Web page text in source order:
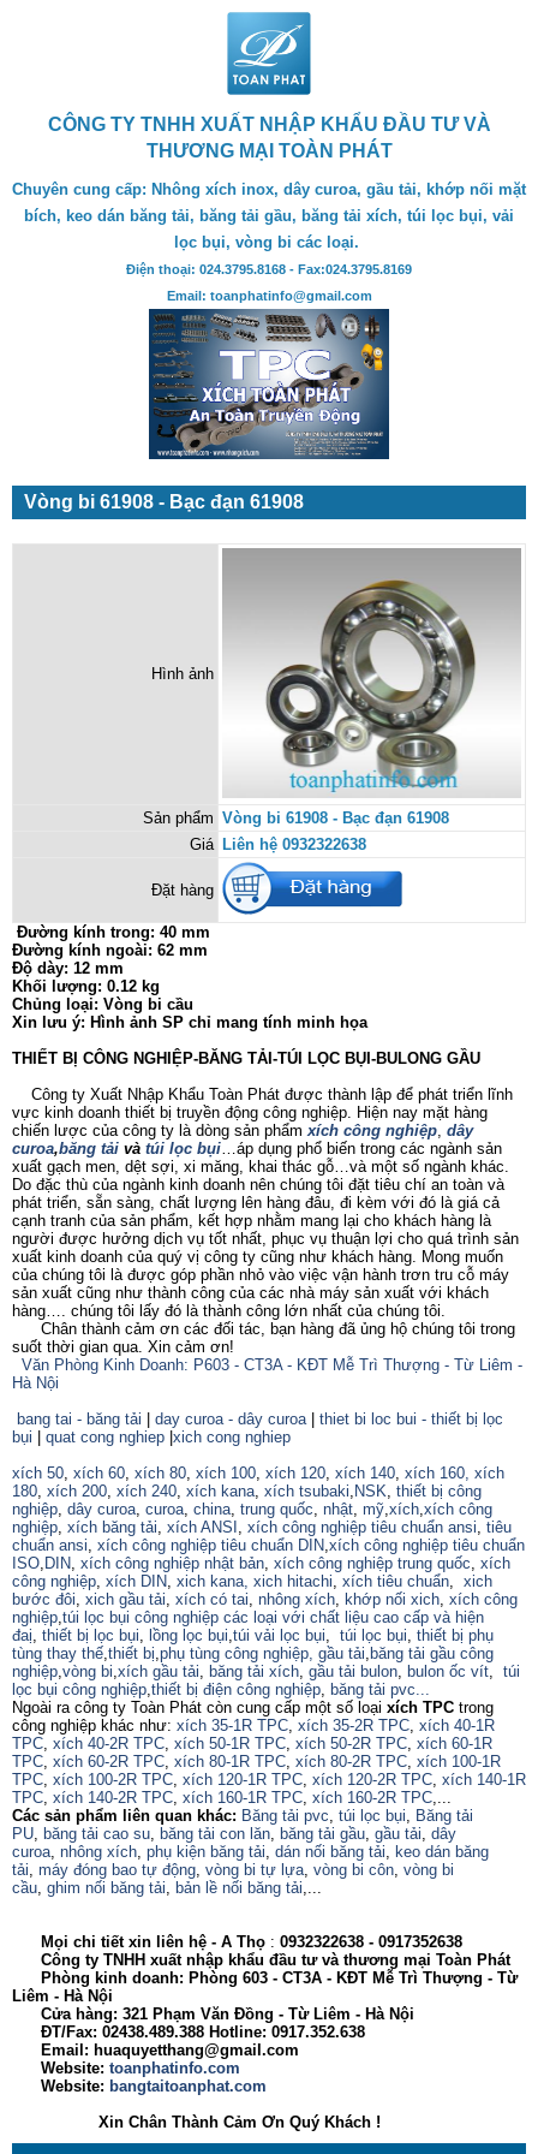
CÔNG TY TNHH XUẤT NHẬP KHẨU ĐẦU TƯ VÀ
THƯƠNG MẠI TOÀN PHÁT
Chuyên cung cấp: Nhông xích inox, dây curoa, gầu tải, khớp nối mặt
bích, keo dán băng tải, băng tải gầu, băng tải xích, túi lọc bụi, vải
lọc bụi, vòng bi các loại.
Điện thoại: 024.3795.8168 - Fax:024.3795.8169
Email: toanphatinfo@gmail.com
Vòng bi 61908 - Bạc đạn 61908
Hình ảnh
Sản phẩm Vòng bi 61908 - Bạc đạn 61908
Giá Liên hệ 0932322638
Đặt hàng
Đường kính trong: 40 mm
Đường kính ngoài: 62 mm
Độ dày: 12 mm
Khối lượng: 0.12 kg
Chủng loại: Vòng bi cầu
Xin lưu ý: Hình ảnh SP chỉ mang tính minh họa
THIẾT BỊ CÔNG NGHIỆP-BĂNG TẢI-TÚI LỌC BỤI-BULONG GẦU
Công ty Xuất Nhập Khẩu Toàn Phát được thành lập để phát triển lĩnh
vực kinh doanh thiết bị truyền động công nghiệp. Hiện nay mặt hàng
chiến lược của công ty là dòng sản phẩm xích công nghiệp, dây
curoa,băng tải và túi lọc bụi…áp dụng phổ biến trong các ngành sản
xuất gạch men, dệt sợi, xi măng, khai thác gỗ…và một số ngành khác.
Do đặc thù của ngành kinh doanh nên chúng tôi đặt tiêu chí an toàn và
phát triển, sẵn sàng, chất lượng lên hàng đâu, đi kèm với đó là giá cả
cạnh tranh của sản phẩm, kết hợp nhằm mang lại cho khách hàng là
người được hưởng dịch vụ tốt nhất, phục vụ thuận lợi cho quá trình sản
xuất kinh doanh của quý vị công ty cũng như khách hàng. Mong muốn
của chúng tôi là được góp phần nhỏ vào việc vận hành trơn tru cỗ máy
sản xuất cũng như thành công của các nhà máy sản xuất với khách
hàng…. chúng tôi lấy đó là thành công lớn nhất của chúng tôi.
Chân thành cảm ơn các đối tác, bạn hàng đã ủng hộ chúng tôi trong
suốt thời gian qua. Xin cảm ơn!
Văn Phòng Kinh Doanh: P603 - CT3A - KĐT Mễ Trì Thượng - Từ Liêm -
Hà Nội
bang tai - băng tải
day curoa - dây curoa| thiet bi loc bui - thiết bị lọc
bụi
quat cong nghiep xich cong nghiep
xích 50, xích 60, xích 80, xích 100, xích 120, xích 140, xích 160, xích
180, xích 200, xích 240, xích kana, xích tsubaki, NSK, thiết bị công
nghiệp, dây curoa, curoa, china, trung quốc, nhật, mỹ,xích,xích công
nghiệp, xích băng tải, xích ANSI , xích công nghiệp tiêu chuẩn ansi, tiêu
chuẩn ansi, xích công nghiệp tiêu chuẩn DIN,xích công nghiệp tiêu chuẩn
ISO, DIN, xích công nghiệp nhật bản, xích công nghiệp trung quốc, xích
công nghiệp, xích DIN, xich kana, xich hitachi, xích tiêu chuẩn, xich
bước đôi, xich gầu tải, xích có tai, nhông xích, khớp nối xich, xích công
nghiệp,túi lọc bụi công nghiệp các loại với chất liệu cao cấp và hiện
đaị, thiết bị lọc bụi, lồng lọc bụi,túi vải lọc bụi, túi lọc bụi, thiết bị phụ
tùng thay thế,thiết bị,phụ tùng công nghiệp, gầu tải, băng tải gầu công
nghiệp,vòng bi,xích gầu tải, băng tải xích, gầu tải bulon, bulon ốc vít, túi
lọc bụi công nghiệp,thiết bị điện công nghiệp, băng tải pvc...
Ngoài ra công ty Toàn Phát còn cung cấp một số loại xích TPC trong
công nghiệp khác như: xích 35-1R TPC, xích 35-2R TPC, xích 40-1R
TPC, xích 40-2R TPC, xích 50-1R TPC, xích 50-2R TPC, xích 60-1R
TPC, xích 60-2R TPC, xích 80-1R TPC, xích 80-2R TPC, xích 100-1R
TPC, xích 100-2R TPC, xích 120-1R TPC, xích 120-2R TPC, xích 140-1R
TPC, xích 140-2R TPC, xích 160-1R TPC, xích 160-2R TPC,...
Các sản phẩm liên quan khác: Băng tải pvc, túi lọc bụi, Băng tải
PU, băng tải cao su, băng tải con lăn, băng tải gầu, gầu tải, dây
curoa, nhông xích, phụ kiện băng tải, dán nối băng tải, keo dán băng
tải, máy đóng bao tự động, vòng bi tự lựa, vòng bi côn, vòng bi
cầu, ghim nối băng tải, bản lề nối băng tải,...
Mọi chi tiết xin liên hệ - A Thọ : 0932322638 - 0917352638
Công ty TNHH xuất nhập khẩu đầu tư và thương mại Toàn Phát
Phòng kinh doanh: Phòng 603 - CT3A - KĐT Mễ Trì Thượng - Từ
Liêm - Hà Nội
Cửa hàng: 321 Phạm Văn Đồng - Từ Liêm - Hà Nội
ĐT/Fax: 02438.489.388 Hotline: 0917.352.638
Email: huaquyetthang@gmail.com
Website: toanphatinfo.com
Website: bangtaitoanphat.com
Xin Chân Thành Cảm Ơn Quý Khách !